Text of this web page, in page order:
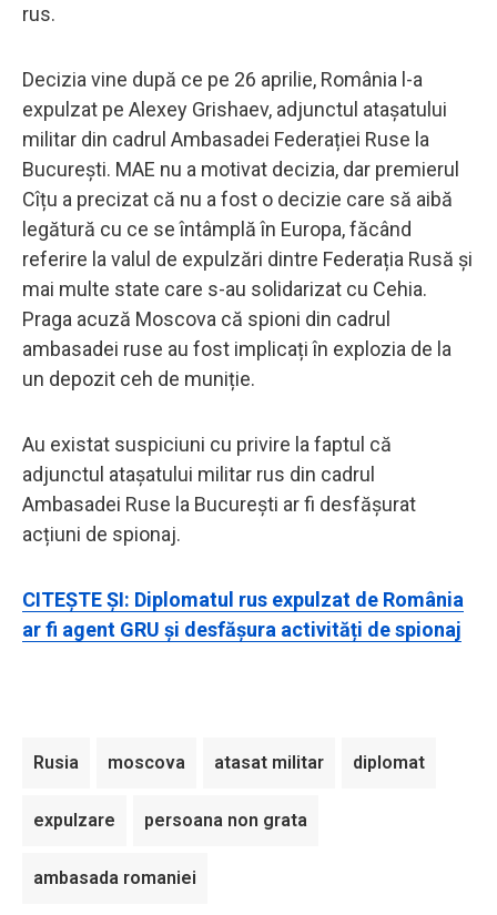
rus.
Decizia vine după ce pe 26 aprilie, România l-a
expulzat pe Alexey Grishaev, adjunctul atașatului
militar din cadrul Ambasadei Federației Ruse la
București. MAE nu a motivat decizia, dar premierul
Cîțu a precizat că nu a fost o decizie care să aibă
legătură cu ce se întâmplă în Europa, făcând
referire la valul de expulzări dintre Federația Rusă și
mai multe state care s-au solidarizat cu Cehia.
Praga acuză Moscova că spioni din cadrul
ambasadei ruse au fost implicați în explozia de la
un depozit ceh de muniție.
Au existat suspiciuni cu privire la faptul că
adjunctul atașatului militar rus din cadrul
Ambasadei Ruse la București ar fi desfășurat
acțiuni de spionaj.
CITEȘTE ȘI: Diplomatul rus expulzat de România
ar fi agent GRU și desfășura activități de spionaj
Rusia moscova atasat militar diplomat
expulzare persoana non grata
ambasada romaniei